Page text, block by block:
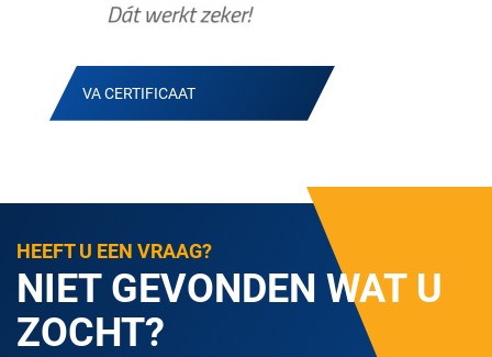
VA CERTIFICAAT
HEEFT U EEN VRAAG?
NIET GEVONDEN WAT U
ZOCHT?